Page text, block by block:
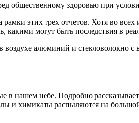
общественному здоровью при
этих трех отчетов. Хотя во
какими могут быть последствия в
воздухе алюминий и стекловолокно
нашем небе. Подробно
и химикаты распыляются на